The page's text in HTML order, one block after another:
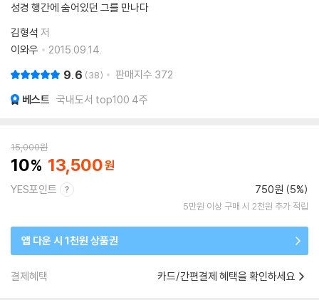
성경 행간에 숨어있던 그를 만나다
김형석 저
이와우
2015.09.14.
9.6 38 판매지수 372
베스트 국내도서 top100 4주
15,000원
10 13,500
YES포인트 750원 (5%)
5만원 이상 구매 시 2천원 추가 적립
앱 다운 시 1천원 상품권
결제혜택 카드/간편결제 혜택을 확인하세요